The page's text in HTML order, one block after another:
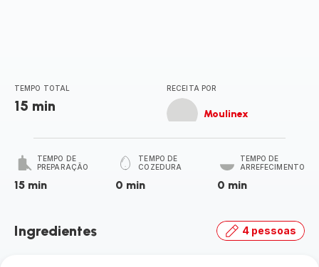
TEMPO TOTAL
15 min
RECEITA POR
Moulinex
TEMPO DE
PREPARAÇÃO
15 min
TEMPO DE
COZEDURA
0 min
TEMPO DE
ARREFECIMENTO
0 min
Ingredientes 4 pessoas